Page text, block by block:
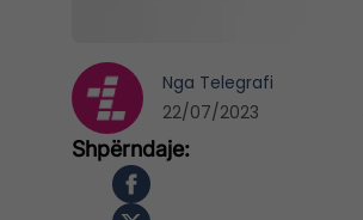
Nga Telegrafi
22/07/2023